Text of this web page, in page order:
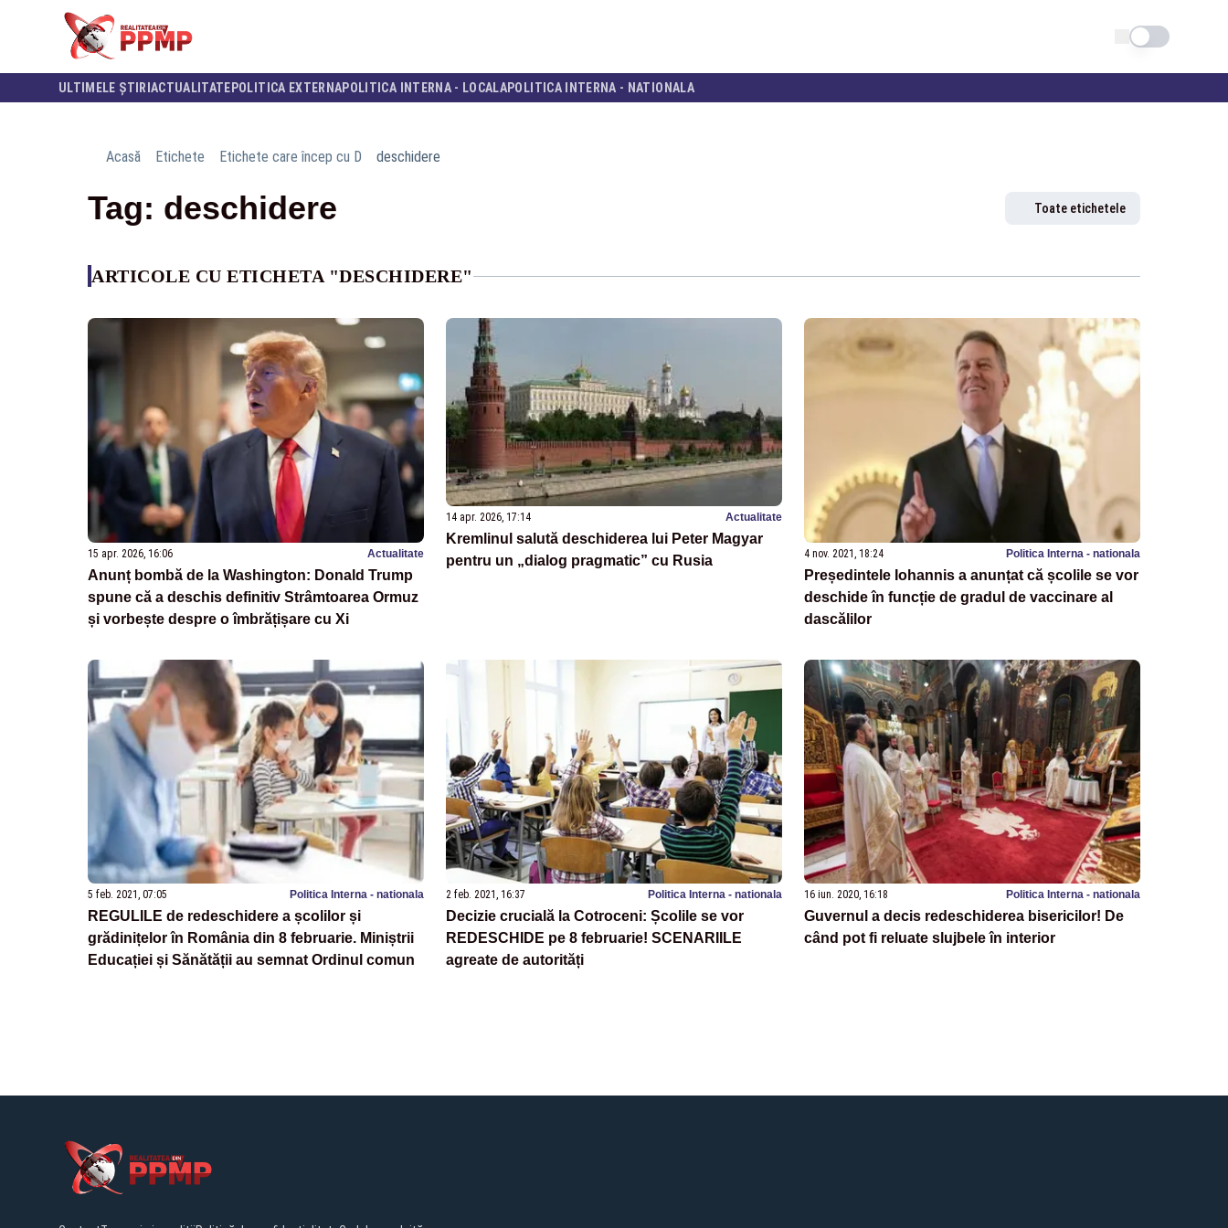
Schimba tema
ULTIMELE ȘTIRI ACTUALITATE POLITICA EXTERNAPOLITICA INTERNA - LOCALAPOLITICA INTERNA - NATIONALA
Acasă Etichete Etichete care încep cu D deschidere
Tag: deschidere Toate etichetele
ARTICOLE CU ETICHETA "DESCHIDERE"
15 apr. 2026, 16:06 Actualitate
Anunț bombă de la Washington: Donald Trump
spune că a deschis definitiv Strâmtoarea Ormuz
și vorbește despre o îmbrățișare cu Xi
14 apr. 2026, 17:14 Actualitate
Kremlinul salută deschiderea lui Peter Magyar
pentru un „dialog pragmatic” cu Rusia
4 nov. 2021, 18:24 Politica Interna - nationala
Președintele Iohannis a anunțat că școlile se vor
deschide în funcție de gradul de vaccinare al
dascălilor
5 feb. 2021, 07:05 Politica Interna - nationala
REGULILE de redeschidere a școlilor și
grădinițelor în România din 8 februarie. Miniștrii
Educației și Sănătății au semnat Ordinul comun
2 feb. 2021, 16:37 Politica Interna - nationala
Decizie crucială la Cotroceni: Școlile se vor
REDESCHIDE pe 8 februarie! SCENARIILE
agreate de autorități
16 iun. 2020, 16:18 Politica Interna - nationala
Guvernul a decis redeschiderea bisericilor! De
când pot fi reluate slujbele în interior